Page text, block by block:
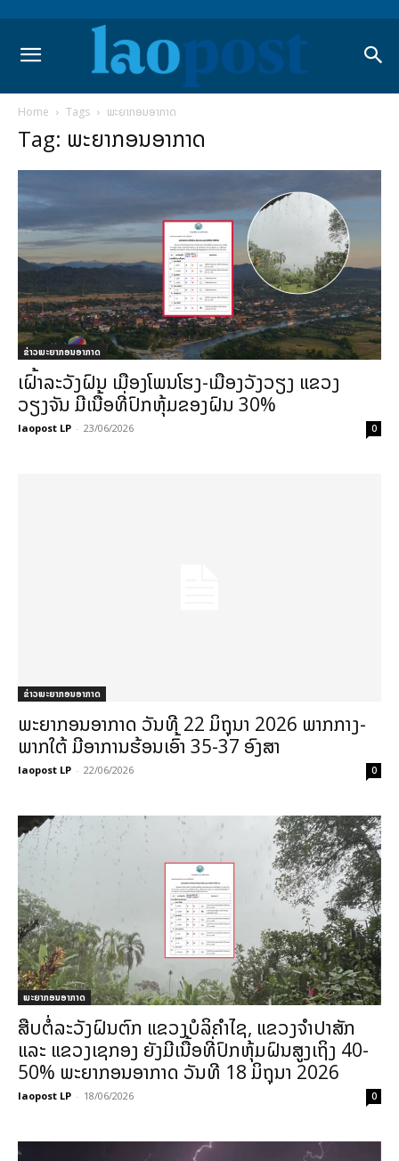
Home Tags ພະຍາກອນອາກາດ
Tag: ພະຍາກອນອາກາດ
ຂ່າວພະຍາກອນອາກາດ
ເຝົ້າລະວັງຝົນ ເມືອງໂພນໂຮງ-ເມືອງວັງວຽງ ແຂວງ
ວຽງຈັນ ມີເນື້ອທີ່ປົກຫຸ້ມຂອງຝົນ 30%
laopost LP - 23/06/2026 0
ຂ່າວພະຍາກອນອາກາດ
ພະຍາກອນອາກາດ ວັນທີ 22 ມິຖຸນາ 2026 ພາກກາງ-
ພາກໃຕ້ ມີອາການຮ້ອນເອົ້າ 35-37 ອົງສາ
laopost LP - 22/06/2026 0
ພະຍາກອນອາກາດ
ສືບຕໍ່ລະວັງຝົນຕົກ ແຂວງບໍລິຄໍາໄຊ, ແຂວງຈໍາປາສັກ
ແລະ ແຂວງເຊກອງ ຍັງມີເນື້ອທີ່ປົກຫຸ້ມຝົນສູງເຖິງ 40-
50% ພະຍາກອນອາກາດ ວັນທີ 18 ມິຖຸນາ 2026
laopost LP - 18/06/2026 0